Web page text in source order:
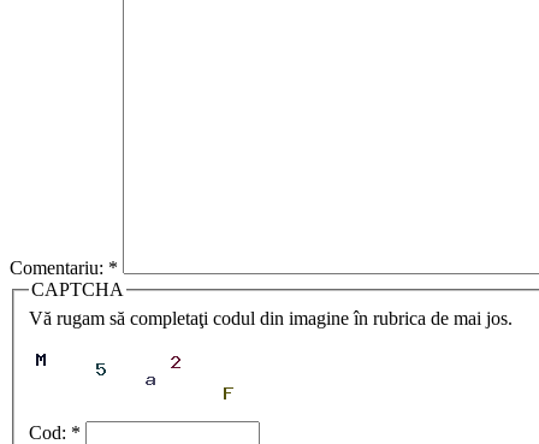
Comentariu: *
CAPTCHA
Vă rugam să completaţi codul din imagine în rubrica de mai jos.
Cod: *